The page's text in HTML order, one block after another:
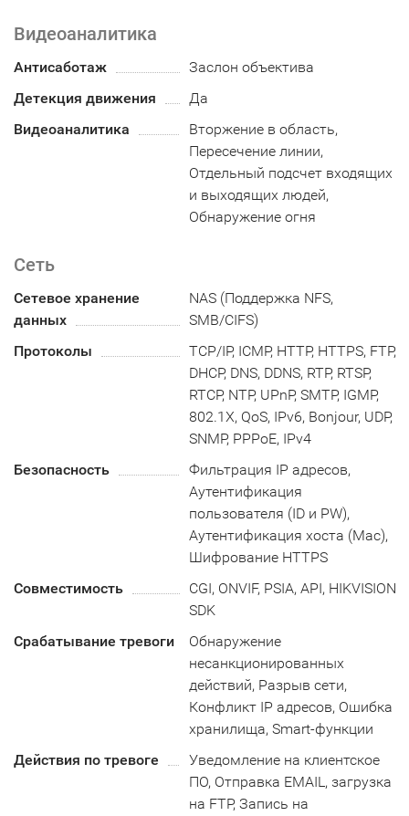
Видеоаналитика
Антисаботаж
Заслон объектива
Детекция движения
Да
Видеоаналитика
Вторжение в область,
Пересечение линии,
Отдельный подсчет входящих
и выходящих людей,
Обнаружение огня
Сеть
Сетевое хранение
данных
NAS (Поддержка NFS,
SMB/CIFS)
Протоколы
TCP/IP, ICMP, HTTP, HTTPS, FTP,
DHCP, DNS, DDNS, RTP, RTSP,
RTCP, NTP, UPnP, SMTP, IGMP,
802.1X, QoS, IPv6, Bonjour, UDP,
SNMP, PPPoE, IPv4
Безопасность
Фильтрация IP адресов,
Аутентификация
пользователя (ID и PW),
Аутентификация хоста (Mac),
Шифрование HTTPS
Совместимость
CGI, ONVIF, PSIA, API, HIKVISION
SDK
Срабатывание тревоги
Обнаружение
несанкционированных
действий, Разрыв сети,
Конфликт IP адресов, Ошибка
хранилища, Smart-функции
Действия по тревоге
Уведомление на клиентское
ПО, Отправка EMAIL, загрузка
на FTP, Запись на